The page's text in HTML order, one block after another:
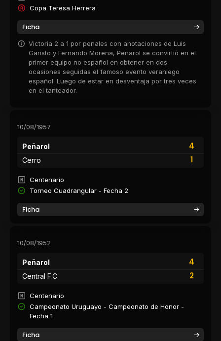
Copa Teresa Herrera
Ficha
Victoria 2 a 1 por penales con anotaciones de Luis
Garisto y Fernando Morena, Peñarol se convirtió en el
primer equipo no español en obtener en dos
ocasiones seguidas el famoso evento veraniego
español. Luego de estar en desventaja por tres veces
en el tanteador.
10/08/1957
Peñarol
4
1
Cerro
Centenario
Torneo Cuadrangular - Fecha 2
Ficha
10/08/1952
Peñarol
4
2
Central F.C.
Centenario
Campeonato Uruguayo - Campeonato de Honor -
Fecha 1
Ficha